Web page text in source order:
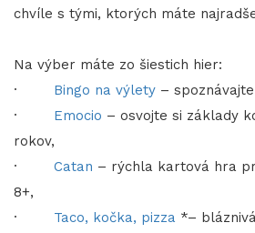
chvíle s tými, ktorých máte
Na výber máte zo šiestich hier:
· Bingo na výlety –
· Emocio – osvojte si základy
rokov,
· Catan – rýchla kartová hra
8+,
· Taco, kočka, pizza *–